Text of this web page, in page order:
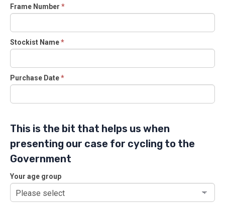
Frame Number *
Stockist Name*
Purchase Date*
This is the bit that helps us when
presenting our case for cycling to the
Government
Your age group